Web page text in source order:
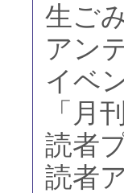
生ご
アン
イベ
「月
読者
読者